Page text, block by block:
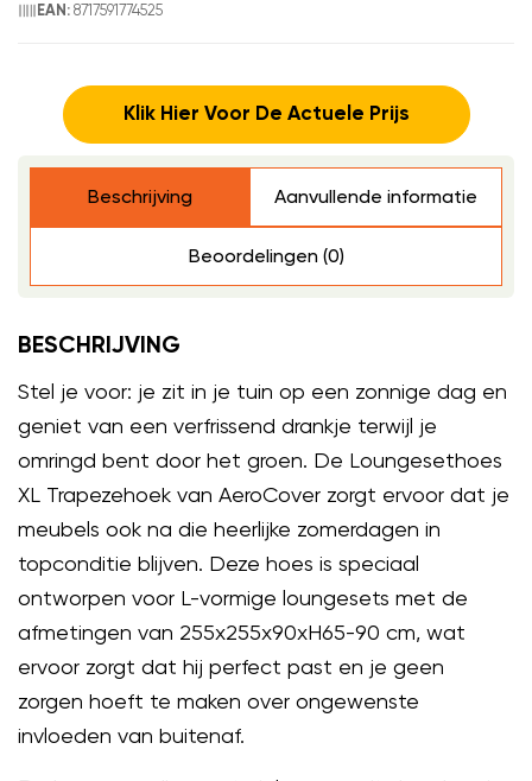
EAN: 8717591774525
Klik Hier Voor De Actuele Prijs
Beschrijving Aanvullende informatie
Beoordelingen (0)
BESCHRIJVING
Stel je voor: je zit in je tuin op een zonnige dag en
geniet van een verfrissend drankje terwijl je
omringd bent door het groen. De Loungesethoes
XL Trapezehoek van AeroCover zorgt ervoor dat je
meubels ook na die heerlijke zomerdagen in
topconditie blijven. Deze hoes is speciaal
ontworpen voor L-vormige loungesets met de
afmetingen van 255x255x90xH65-90 cm, wat
ervoor zorgt dat hij perfect past en je geen
zorgen hoeft te maken over ongewenste
invloeden van buitenaf.